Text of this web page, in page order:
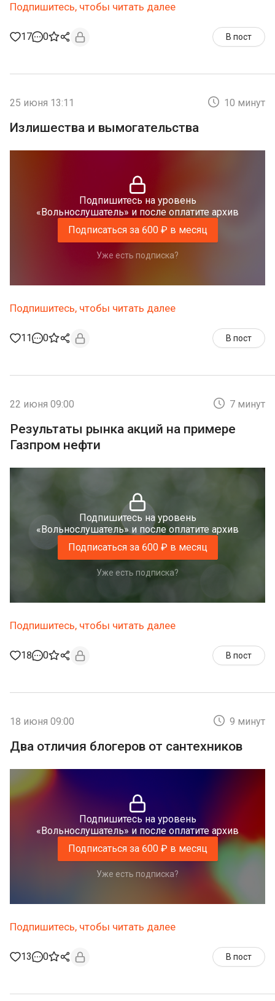
Подпишитесь, чтобы читать далее
17 0 В пост
25 июня 13:11 10 минут
Излишества и вымогательства
Подпишитесь на уровень
«Вольнослушатель» и после оплатите архив
Подписаться за 600 ₽ в месяц
Уже есть подписка?
Подпишитесь, чтобы читать далее
11 0 В пост
22 июня 09:00 7 минут
Результаты рынка акций на примере
Газпром нефти
Подпишитесь на уровень
«Вольнослушатель» и после оплатите архив
Подписаться за 600 ₽ в месяц
Уже есть подписка?
Подпишитесь, чтобы читать далее
18 0 В пост
18 июня 09:00 9 минут
Два отличия блогеров от сантехников
Подпишитесь на уровень
«Вольнослушатель» и после оплатите архив
Подписаться за 600 ₽ в месяц
Уже есть подписка?
Подпишитесь, чтобы читать далее
13 0 В пост